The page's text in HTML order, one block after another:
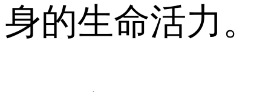
身的生命活力。